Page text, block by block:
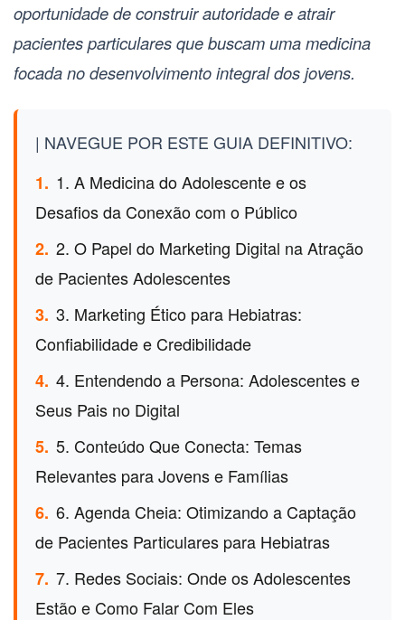
oportunidade de construir autoridade e atrair
pacientes particulares que buscam uma medicina
focada no desenvolvimento integral dos jovens.
| NAVEGUE POR ESTE GUIA DEFINITIVO:
1. 1. A Medicina do Adolescente e os
Desafios da Conexão com o Público
2. 2. O Papel do Marketing Digital na Atração
de Pacientes Adolescentes
3. 3. Marketing Ético para Hebiatras:
Confiabilidade e Credibilidade
4. 4. Entendendo a Persona: Adolescentes e
Seus Pais no Digital
5. 5. Conteúdo Que Conecta: Temas
Relevantes para Jovens e Famílias
6. 6. Agenda Cheia: Otimizando a Captação
de Pacientes Particulares para Hebiatras
7. 7. Redes Sociais: Onde os Adolescentes
Estão e Como Falar Com Eles